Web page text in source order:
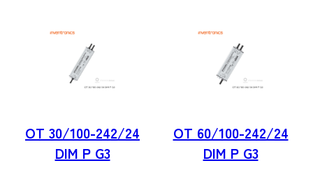
OT 30/100-242/24
DIM P G3
OT 60/100-242/24
DIM P G3